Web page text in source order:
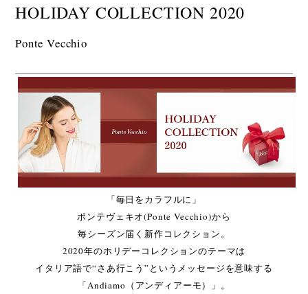
HOLIDAY COLLECTION 2020
Ponte Vecchio
「毎日をカラフルに」
ポンテヴェキオ(Ponte Vecchio)から
毎シーズン届く新作コレクション。
2020年のホリデーコレクションのテーマは
イタリア語で“さあ行こう”というメッセージを意味する
「Andiamo（アンディアーモ）」。